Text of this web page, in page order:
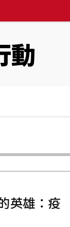
動
英雄：疫